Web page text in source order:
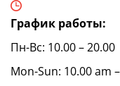
График работы:
Пн-Вс: 10.00 – 20.00
Mon-Sun: 10.00 am